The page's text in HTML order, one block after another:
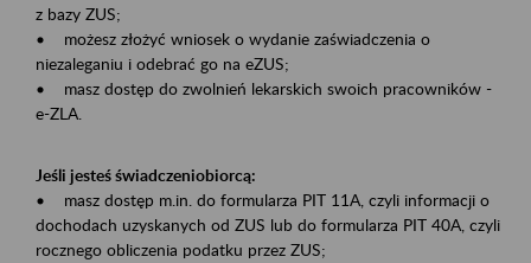
z bazy ZUS;
• możesz złożyć wniosek o wydanie zaświadczenia o
niezaleganiu i odebrać go na eZUS;
• masz dostęp do zwolnień lekarskich swoich pracowników -
e-ZLA.
Jeśli jesteś świadczeniobiorcą:
• masz dostęp m.in. do formularza PIT 11A, czyli informacji o
dochodach uzyskanych od ZUS lub do formularza PIT 40A, czyli
rocznego obliczenia podatku przez ZUS;